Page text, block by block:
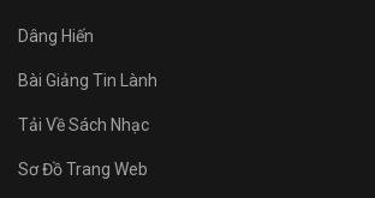
Dâng Hiến
Bài Giảng Tin Lành
Tải Về Sách Nhạc
Sơ Đồ Trang Web